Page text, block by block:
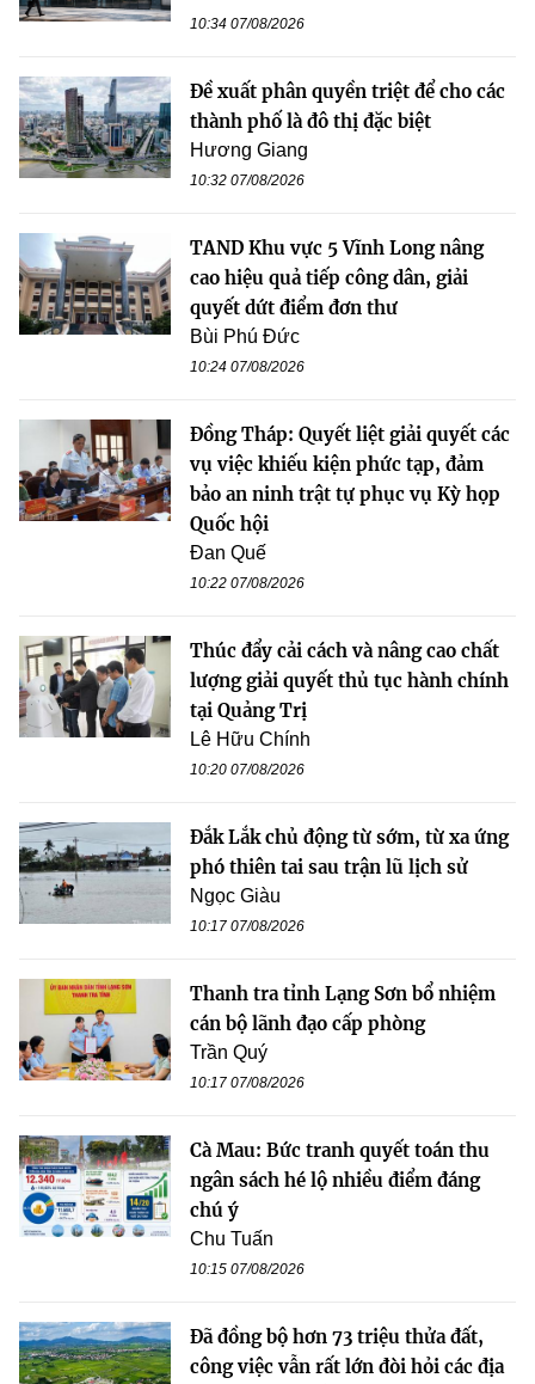
10:34 07/08/2026
Đề xuất phân quyền triệt để cho các
thành phố là đô thị đặc biệt
Hương Giang
10:32 07/08/2026
TAND Khu vực 5 Vĩnh Long nâng
cao hiệu quả tiếp công dân, giải
quyết dứt điểm đơn thư
Bùi Phú Đức
10:24 07/08/2026
Đồng Tháp: Quyết liệt giải quyết các
vụ việc khiếu kiện phức tạp, đảm
bảo an ninh trật tự phục vụ Kỳ họp
Quốc hội
Đan Quế
10:22 07/08/2026
Thúc đẩy cải cách và nâng cao chất
lượng giải quyết thủ tục hành chính
tại Quảng Trị
Lê Hữu Chính
10:20 07/08/2026
Đắk Lắk chủ động từ sớm, từ xa ứng
phó thiên tai sau trận lũ lịch sử
Ngọc Giàu
10:17 07/08/2026
Thanh tra tỉnh Lạng Sơn bổ nhiệm
cán bộ lãnh đạo cấp phòng
Trần Quý
10:17 07/08/2026
Cà Mau: Bức tranh quyết toán thu
ngân sách hé lộ nhiều điểm đáng
chú ý
Chu Tuấn
10:15 07/08/2026
Đã đồng bộ hơn 73 triệu thửa đất,
công việc vẫn rất lớn đòi hỏi các địa